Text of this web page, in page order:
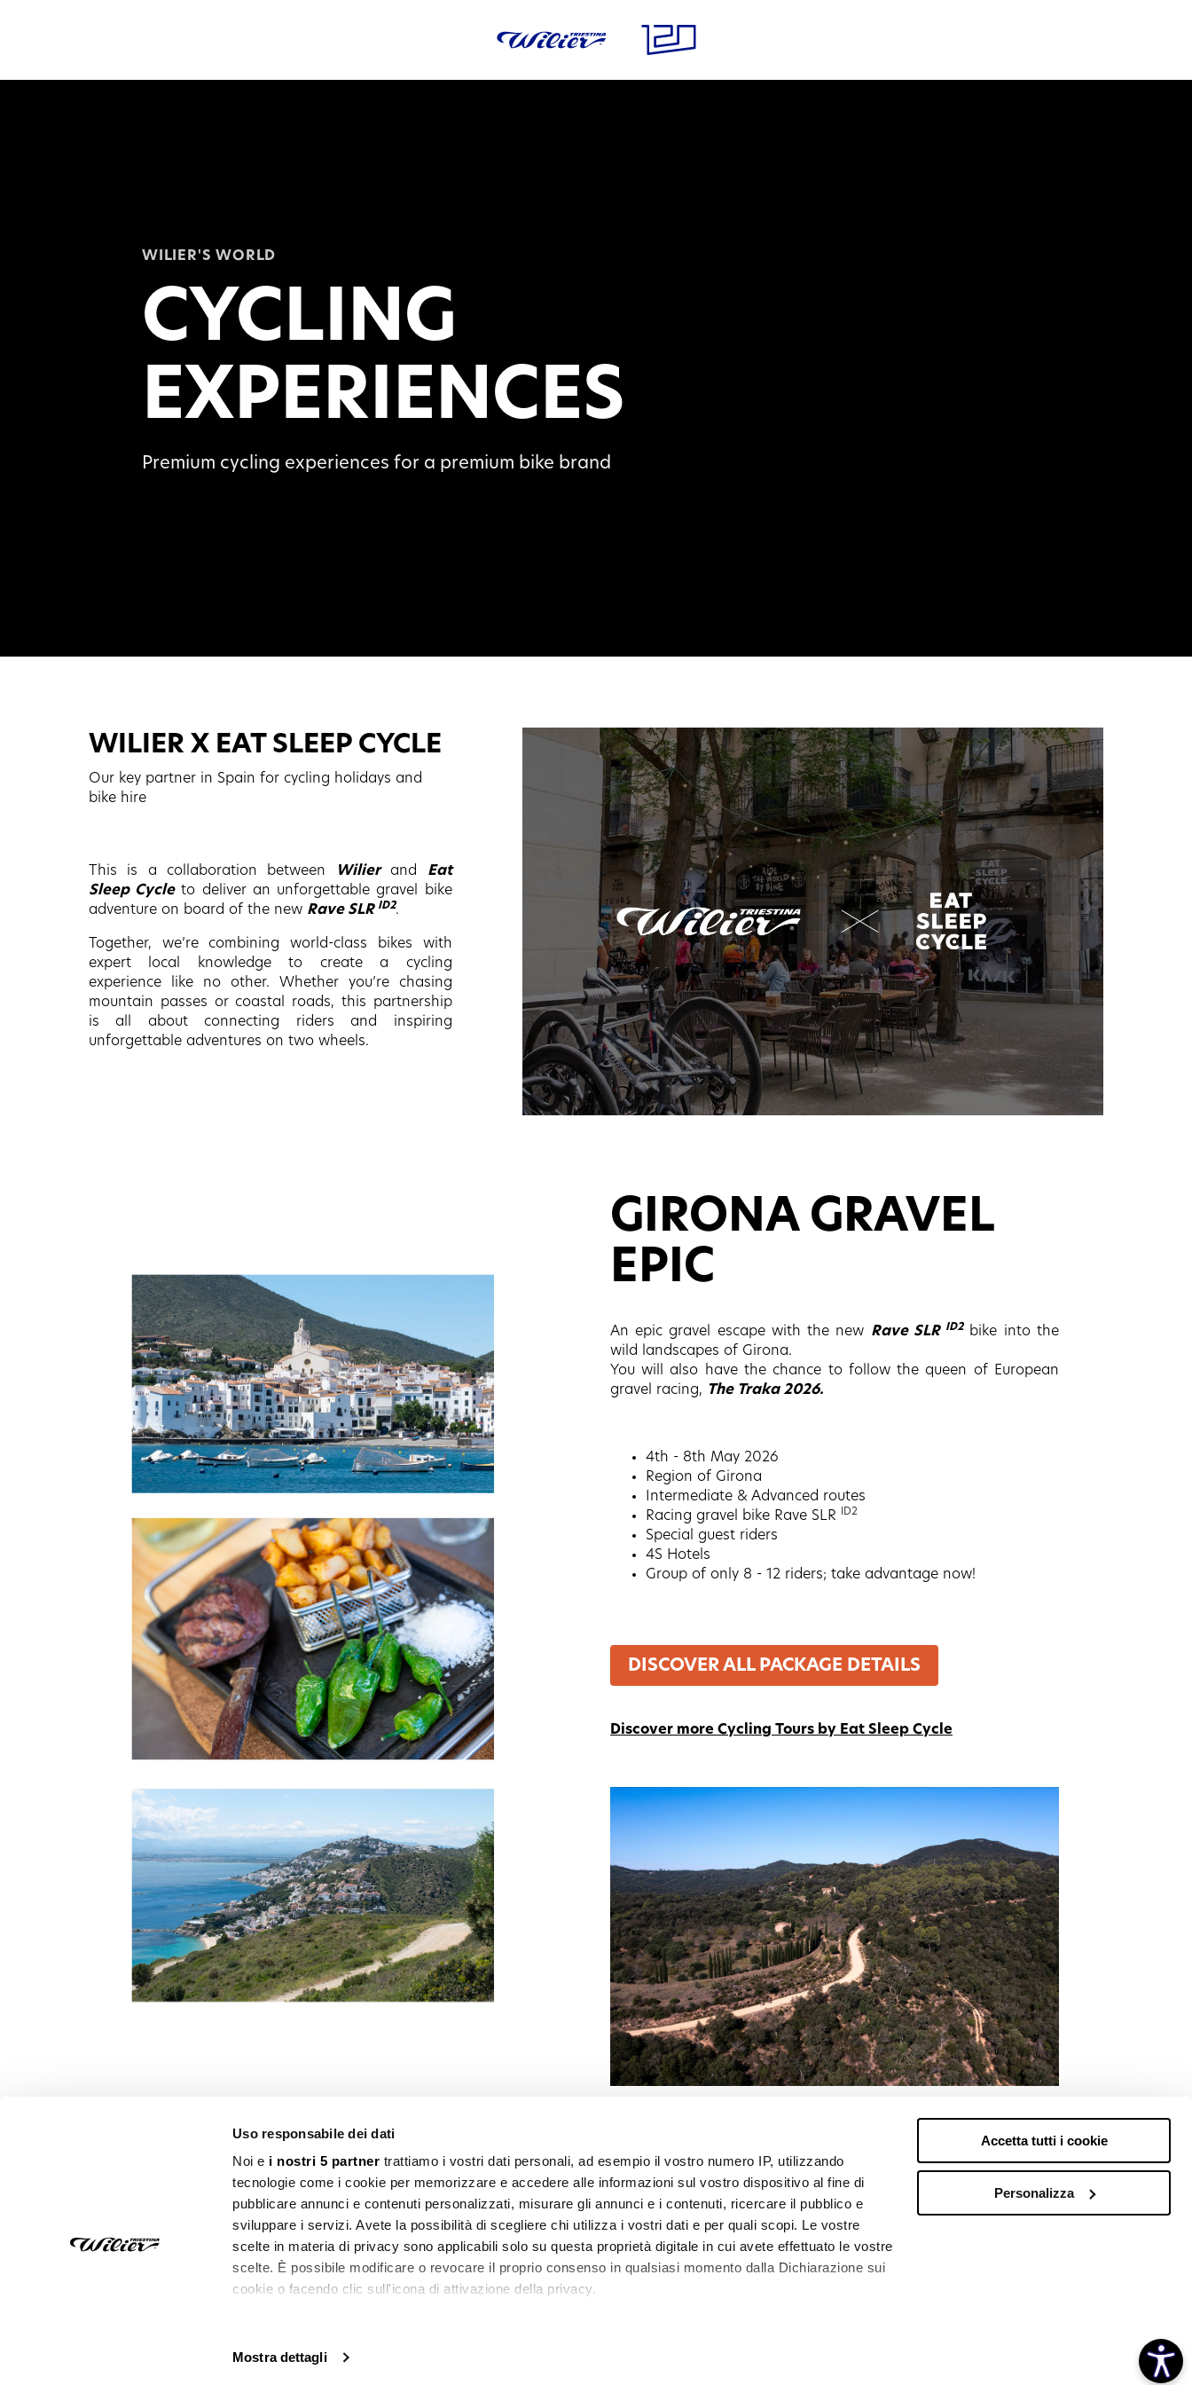
Uso responsabile dei dati
Noi e i nostri 5 partner trattiamo i vostri dati personali, ad esempio il vostro numero IP, utilizzando
tecnologie come i cookie per memorizzare e accedere alle informazioni sul vostro dispositivo al fine di
pubblicare annunci e contenuti personalizzati, misurare gli annunci e i contenuti, ricercare il pubblico e
sviluppare i servizi. Avete la possibilità di scegliere chi utilizza i vostri dati e per quali scopi. Le vostre
scelte in materia di privacy sono applicabili solo su questa proprietà digitale in cui avete effettuato le vostre
scelte. È possibile modificare o revocare il proprio consenso in qualsiasi momento dalla Dichiarazione sui
cookie o facendo clic sull'icona di attivazione della privacy.
raccogliere informazioni sulla tua posizione geografica, con un'approssimazione di
Mostra dettagli
Accetta tutti i cookie
Personalizza
WILIER'S WORLD
CYCLING
EXPERIENCES
premium cycling experiences for a premium bike brand
WILIER X EAT SLEEP CYCLE
Our key partner in Spain for cycling holidays and
bike hire
This is a collaboration between Wilierand Eat
Sleep Cycleto deliver an unforgettable gravel bike
adventure on board of the new Rave SLR ID2.
Together, we’re combining world-class bikes with
expert local knowledge to create a cycling
experience like no other. Whether you’re chasing
mountain passes or coastal roads, this partnership
is all about connecting riders and inspiring
unforgettable adventures on two wheels.
GIRONA GRAVEL
EPIC
An epic gravel escape with the new Rave SLR ID2bike into the
wild landscapes of Girona.
You will also have the chance to follow the queen of European
gravel racing, The Traka 2026.
4th - 8th May 2026
Region of Girona
Intermediate & Advanced routes
Racing gravel bike Rave SLR
ID2
Special guest riders
4S Hotels
Group of only 8 - 12 riders; take advantage now!
DISCOVER ALL PACKAGE DETAILS
Discover more Cycling Tours by Eat Sleep Cycle
Wilier Triestina S.p.A.
36028 - ROSSANO VENETO (VI) - ITALY
T +39 0424 540442